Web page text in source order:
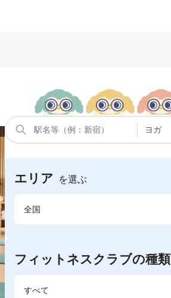
エリア を選ぶ
全国
フィットネスクラブの種類
すべて